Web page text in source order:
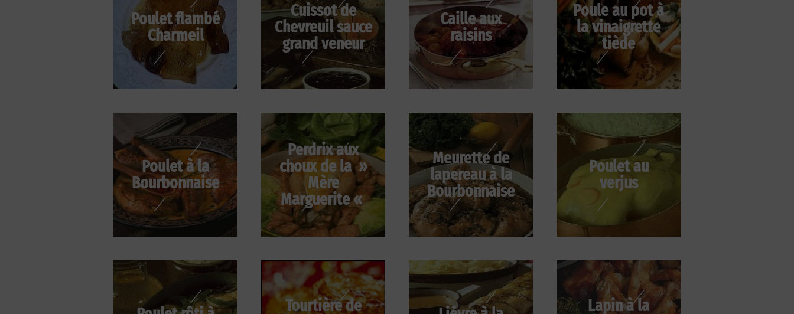
Poulet flambé
Charmeil
Cuissot de
Chevreuil sauce
grand veneur
Caille aux
raisins
Poule au pot à
la vinaigrette
tiède
Poulet à la
Bourbonnaise
Perdrix aux
choux de la »
Mère
Marguerite «
Meurette de
lapereau à la
Bourbonnaise
Poulet au
verjus
Tourtière de
Lapin à la